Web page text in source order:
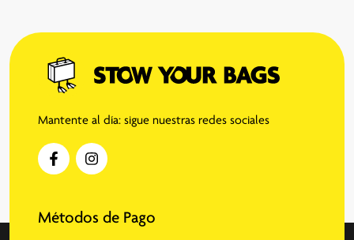
Mantente al día: sigue nuestras redes sociales
Métodos de Pago